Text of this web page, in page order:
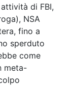
di FBI,
NSA
fino a
sperduto
come
meta-